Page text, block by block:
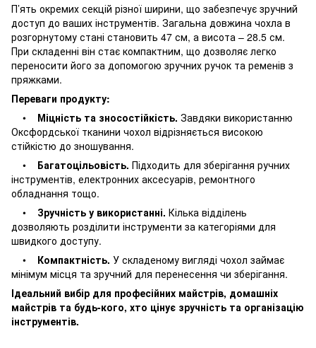
П’ять окремих секцій різної ширини, що забезпечує зручний
доступ до ваших інструментів. Загальна довжина чохла в
розгорнутому стані становить 47 см, а висота – 28.5 см.
При складенні він стає компактним, що дозволяє легко
переносити його за допомогою зручних ручок та ременів з
пряжками.
Переваги продукту:
• Міцність та зносостійкість. Завдяки використанню
Оксфордської тканини чохол відрізняється високою
стійкістю до зношування.
• Багатоцільовість. Підходить для зберігання ручних
інструментів, електронних аксесуарів, ремонтного
обладнання тощо.
• Зручність у використанні. Кілька відділень
дозволяють розділити інструменти за категоріями для
швидкого доступу.
• Компактність. У складеному вигляді чохол займає
мінімум місця та зручний для перенесення чи зберігання.
Ідеальний вибір для професійних майстрів, домашніх
майстрів та будь-кого, хто цінує зручність та організацію
інструментів.